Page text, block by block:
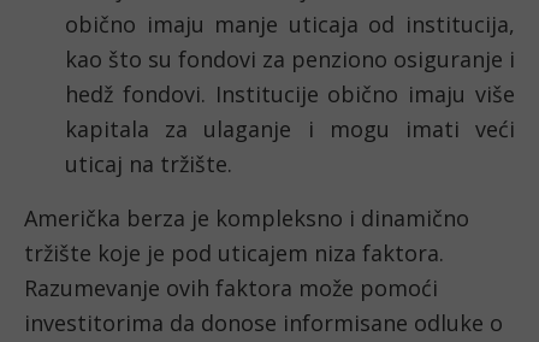
obično imaju manje uticaja od institucija,
kao što su fondovi za penziono osiguranje i
hedž fondovi. Institucije obično imaju više
kapitala za ulaganje i mogu imati veći
uticaj na tržište.
Američka berza je kompleksno i dinamično
tržište koje je pod uticajem niza faktora.
Razumevanje ovih faktora može pomoći
investitorima da donose informisane odluke o